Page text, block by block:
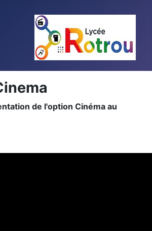
de l'option Cinéma au